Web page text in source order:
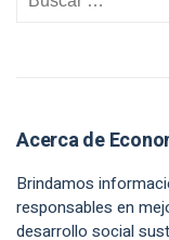
Acerca de
Brindamos
responsables en
desarrollo social